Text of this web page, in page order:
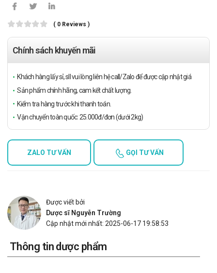
( 0 Reviews )
Chính sách khuyến mãi
Khách hàng lấy sỉ, sll vui lòng liên hệ call/Zalo để được cập nhật giá
Sản phẩm chính hãng, cam kết chất lượng.
Kiểm tra hàng trước khi thanh toán.
Vận chuyển toàn quốc: 25.000đ/đơn (dưới 2kg)
ZALO TƯ VẤN GỌI TƯ VẤN
Được viết bởi
Dược sĩ Nguyễn Trường
Cập nhật mới nhất: 2025-06-17 19:58:53
Thông tin dược phẩm